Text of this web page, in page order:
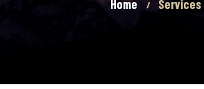
Home Services